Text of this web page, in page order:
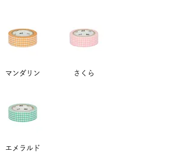
マンダリン さくら
エメラルド